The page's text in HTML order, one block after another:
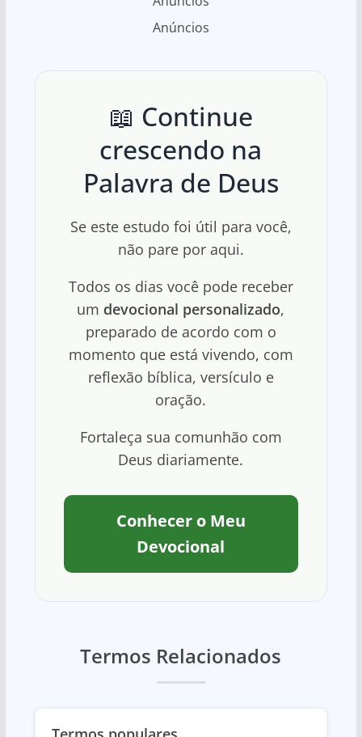
Anúncios
📖 Continue
crescendo na
Palavra de Deus
Se este estudo foi útil para você,
não pare por aqui.
Todos os dias você pode receber
um devocional personalizado,
preparado de acordo com o
momento que está vivendo, com
reflexão bíblica, versículo e
oração.
Fortaleça sua comunhão com
Deus diariamente.
Conhecer o Meu
Devocional
Termos Relacionados